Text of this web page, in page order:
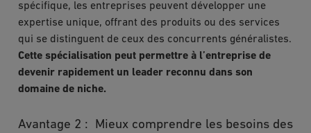
spécifique, les entreprises peuvent développer une
expertise unique, offrant des produits ou des services
qui se distinguent de ceux des concurrents généralistes.
Cette spécialisation peut permettre à l’entreprise de
devenir rapidement un leader reconnu dans son
domaine de niche.
Avantage 2 : Mieux comprendre les besoins des